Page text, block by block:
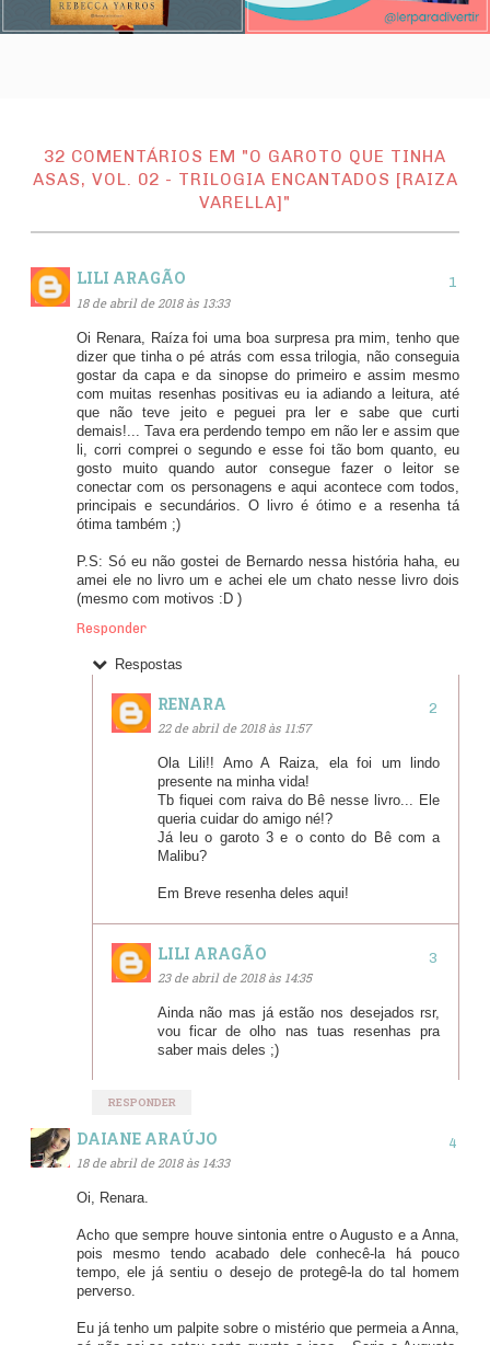
32 COMENTÁRIOS EM "O GAROTO QUE TINHA
ASAS, VOL. 02 - TRILOGIA ENCANTADOS [RAIZA
VARELLA]"
LILI ARAGÃO
18 de abril de 2018 às 13:33
Oi Renara, Raíza foi uma boa surpresa pra mim, tenho que
dizer que tinha o pé atrás com essa trilogia, não conseguia
gostar da capa e da sinopse do primeiro e assim mesmo
com muitas resenhas positivas eu ia adiando a leitura, até
que não teve jeito e peguei pra ler e sabe que curti
demais!... Tava era perdendo tempo em não ler e assim que
li, corri comprei o segundo e esse foi tão bom quanto, eu
gosto muito quando autor consegue fazer o leitor se
conectar com os personagens e aqui acontece com todos,
principais e secundários. O livro é ótimo e a resenha tá
ótima também ;)
P.S: Só eu não gostei de Bernardo nessa história haha, eu
amei ele no livro um e achei ele um chato nesse livro dois
(mesmo com motivos :D )
Responder
Respostas
RENARA
22 de abril de 2018 às 11:57
Ola Lili!! Amo A Raiza, ela foi um lindo
presente na minha vida!
Tb fiquei com raiva do Bê nesse livro... Ele
queria cuidar do amigo né!?
Já leu o garoto 3 e o conto do Bê com a
Malibu?
Em Breve resenha deles aqui!
LILI ARAGÃO
23 de abril de 2018 às 14:35
Ainda não mas já estão nos desejados rsr,
vou ficar de olho nas tuas resenhas pra
saber mais deles ;)
RESPONDER
DAIANE ARAÚJO
18 de abril de 2018 às 14:33
Oi, Renara.
Acho que sempre houve sintonia entre o Augusto e a Anna,
pois mesmo tendo acabado dele conhecê-la há pouco
tempo, ele já sentiu o desejo de protegê-la do tal homem
perverso.
Eu já tenho um palpite sobre o mistério que permeia a Anna,